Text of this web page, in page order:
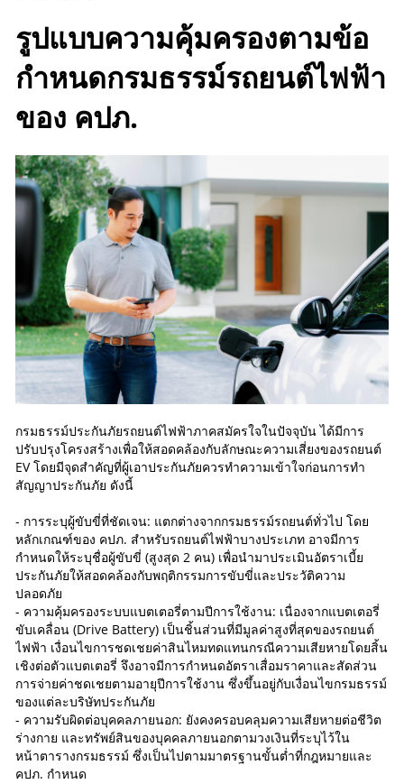
รูปแบบความคุ้มครองตามข้อ
กำหนดกรมธรรม์รถยนต์ไฟฟ้า
ของ คปภ.
กรมธรรม์ประกันภัยรถยนต์ไฟฟ้าภาคสมัครใจในปัจจุบัน ได้มีการ
ปรับปรุงโครงสร้างเพื่อให้สอดคล้องกับลักษณะความเสี่ยงของรถยนต์
EV โดยมีจุดสำคัญที่ผู้เอาประกันภัยควรทำความเข้าใจก่อนการทำ
สัญญาประกันภัย ดังนี้
- การระบุผู้ขับขี่ที่ชัดเจน: แตกต่างจากกรมธรรม์รถยนต์ทั่วไป โดย
หลักเกณฑ์ของ คปภ. สำหรับรถยนต์ไฟฟ้าบางประเภท อาจมีการ
กำหนดให้ระบุชื่อผู้ขับขี่ (สูงสุด 2 คน) เพื่อนำมาประเมินอัตราเบี้ย
ประกันภัยให้สอดคล้องกับพฤติกรรมการขับขี่และประวัติความ
ปลอดภัย
- ความคุ้มครองระบบแบตเตอรี่ตามปีการใช้งาน: เนื่องจากแบตเตอรี่
ขับเคลื่อน (Drive Battery) เป็นชิ้นส่วนที่มีมูลค่าสูงที่สุดของรถยนต์
ไฟฟ้า เงื่อนไขการชดเชยค่าสินไหมทดแทนกรณีความเสียหายโดยสิ้น
เชิงต่อตัวแบตเตอรี่ จึงอาจมีการกำหนดอัตราเสื่อมราคาและสัดส่วน
การจ่ายค่าชดเชยตามอายุปีการใช้งาน ซึ่งขึ้นอยู่กับเงื่อนไขกรมธรรม์
ของแต่ละบริษัทประกันภัย
- ความรับผิดต่อบุคคลภายนอก: ยังคงครอบคลุมความเสียหายต่อชีวิต
ร่างกาย และทรัพย์สินของบุคคลภายนอกตามวงเงินที่ระบุไว้ใน
หน้าตารางกรมธรรม์ ซึ่งเป็นไปตามมาตรฐานขั้นต่ำที่กฎหมายและ
คปภ. กำหนด